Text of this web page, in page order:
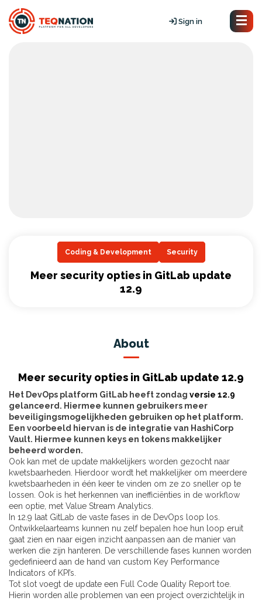
Sign in
Coding & Development Security
Meer security opties in GitLab update
12.9
About
Meer security opties in GitLab update 12.9
Het DevOps platform GitLab heeft zondag versie 12.9
gelanceerd. Hiermee kunnen gebruikers meer
beveiligingsmogelijkheden gebruiken op het platform.
Een voorbeeld hiervan is de integratie van HashiCorp
Vault. Hiermee kunnen keys en tokens makkelijker
beheerd worden.
Ook kan met de update makkelijkers worden gezocht naar
kwetsbaarheden. Hierdoor wordt het makkelijker om meerdere
kwetsbaarheden in één keer te vinden om ze zo sneller op te
lossen. Ook is het herkennen van inefficiënties in de workflow
een optie, met Value Stream Analytics.
In 12.9 laat GitLab de vaste fases in de DevOps loop los.
Ontwikkelaarteams kunnen nu zelf bepalen hoe hun loop eruit
gaat zien en naar eigen inzicht aanpassen aan de manier van
werken die zijn hanteren. De verschillende fases kunnen worden
gedefinieerd aan de hand van custom Key Performance
Indicators of KPI’s.
Tot slot voegt de update een Full Code Quality Report toe.
Hierin worden alle problemen van een project overzichtelijk in